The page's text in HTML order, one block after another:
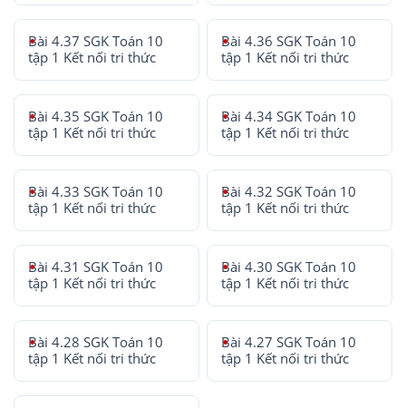
Bài 4.37 SGK Toán 10
tập 1 Kết nối tri thức
Bài 4.36 SGK Toán 10
tập 1 Kết nối tri thức
Bài 4.35 SGK Toán 10
tập 1 Kết nối tri thức
Bài 4.34 SGK Toán 10
tập 1 Kết nối tri thức
Bài 4.33 SGK Toán 10
tập 1 Kết nối tri thức
Bài 4.32 SGK Toán 10
tập 1 Kết nối tri thức
Bài 4.31 SGK Toán 10
tập 1 Kết nối tri thức
Bài 4.30 SGK Toán 10
tập 1 Kết nối tri thức
Bài 4.28 SGK Toán 10
tập 1 Kết nối tri thức
Bài 4.27 SGK Toán 10
tập 1 Kết nối tri thức